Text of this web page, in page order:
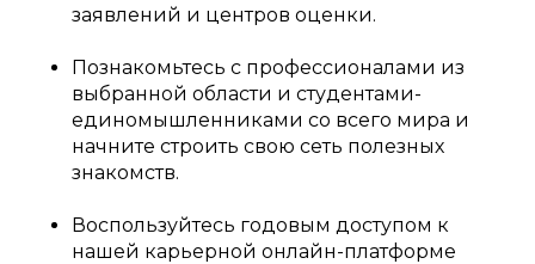
заявлений и центров оценки.
Познакомьтесь с профессионалами из
выбранной области и студентами-
единомышленниками со всего мира и
начните строить свою сеть полезных
знакомств.
Воспользуйтесь годовым доступом к
нашей карьерной онлайн-платформе